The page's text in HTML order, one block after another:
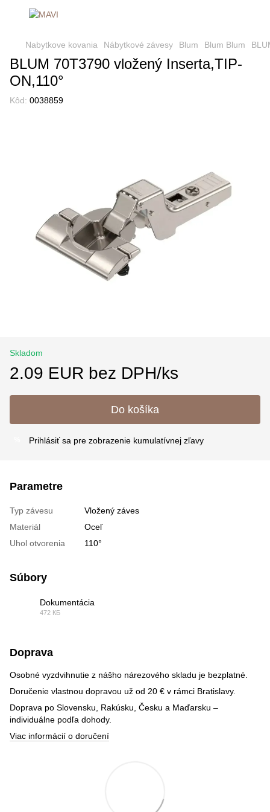
Nabytkove kovania Nábytkové závesy Blum Blum Blum
BLUM 70T3790 vložený Inserta,TIP-
ON,110°
Kôd: 0038859
Skladom
2.09 EUR bez DPH/ks
Do košíka
Prihlásiť sa pre zobrazenie kumulatívnej zľavy
Parametre
Typ závesu
Vložený záves
Materiál
Oceľ
Uhol otvorenia
110°
Súbory
Dokumentácia
472 КБ
Doprava
Osobné vyzdvihnutie z nášho nárezového skladu je bezplatné.
Doručenie vlastnou dopravou už od 20 € v rámci Bratislavy.
Doprava po Slovensku, Rakúsku, Česku a Maďarsku –
individuálne podľa dohody.
Viac informácií o doručení